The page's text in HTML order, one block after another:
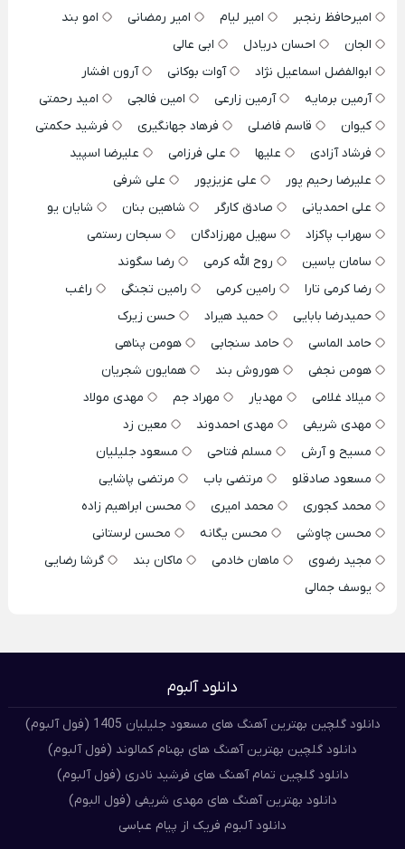
امیرحافظ رنجبر
امیر لیام امیر رمضانی
امو بند
الجان
احسان دریادل
ابی عالی
ابوالفضل اسماعیل نژاد
آوات بوکانی
آرون افشار
آرمین برمایه
آرمین زارعی امین فالجی
امید رحمتی
کیوان
قاسم فاضلی فرهاد جهانگیری
فرشید حکمتی
فرشاد آزادی
علیها علی فرزامی
علیرضا اسپید
علیرضا رحیم پور
علی عزیزپور
علی شرفی
علی احمدیانی
صادق کارگر شاهین بنان
شایان یو
سهراب پاکزاد
سهیل مهرزادگان
سبحان رستمی
سامان یاسین
روح الله کرمی
رضا سگوند
رضا کرمی تارا
رامین کرمی رامین تجنگی
راغب
حمیدرضا بابایی
حمید هیراد
حسن زیرک
حامد الماسی
حامد سنجابی
هومن پناهی
هومن نجفی
هوروش بند
همایون شجریان
میلاد غلامی
مهدیار مهراد جم
مهدی مولاد
مهدی شریفی
مهدی احمدوند
معین زد
مسیح و آرش
مسلم فتاحی
مسعود جلیلیان
مسعود صادقلو
مرتضی باب
مرتضی پاشایی
محمد کجوری
محمد امیری
محسن ابراهیم زاده
محسن چاوشی
محسن یگانه
محسن لرستانی
مجید رضوی
ماهان خادمی ماکان بند
گرشا رضایی
یوسف جمالی
دانلود آلبوم
دانلود گلچین بهترین آهنگ های مسعود جلیلیان 1405 (فول آلبوم)
دانلود گلچین بهترین آهنگ های بهنام کمالوند (فول آلبوم)
دانلود گلچین تمام آهنگ های فرشید نادری (فول آلبوم)
دانلود بهترین آهنگ های مهدی شریفی (فول البوم)
دانلود آلبوم فریک از پیام عباسی